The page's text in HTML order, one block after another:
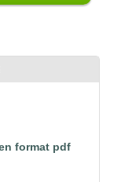
format pdf